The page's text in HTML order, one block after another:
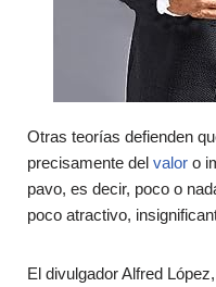
Otras teorías defienden
precisamente del valor o
pavo, es decir, poco o
poco atractivo,
El divulgador Alfred